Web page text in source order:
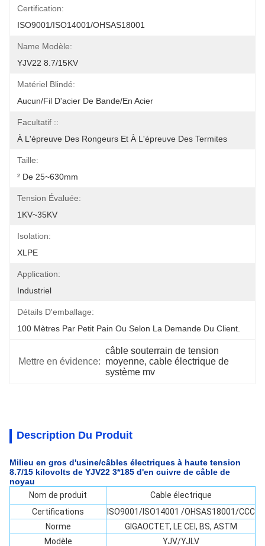
Certification:
ISO9001/ISO14001/OHSAS18001
Name Modèle:
YJV22 8.7/15KV
Matériel Blindé:
Aucun/fil D'acier De Bande/en Acier
Facultatif ::
À L'épreuve Des Rongeurs Et À L'épreuve Des Termites
Taille:
² De 25~630mm
Tension Évaluée:
1KV~35KV
Isolation:
XLPE
Application:
Industriel
Détails D'emballage:
100 Mètres Par Petit Pain Ou Selon La Demande Du Client.
Mettre en évidence:
câble souterrain de tension
moyenne, cable électrique de
système mv
Description Du Produit
Milieu en gros d'usine/câbles électriques à haute tension
8.7/15 kilovolts de YJV22 3*185 d'en cuivre de câble de
noyau
Nom de produit
Cable électrique
Certifications
ISO9001/ISO14001 /OHSAS18001/CCC
Norme
GIGAOCTET, LE CEI, BS, ASTM
Modèle
YJV/YJLV